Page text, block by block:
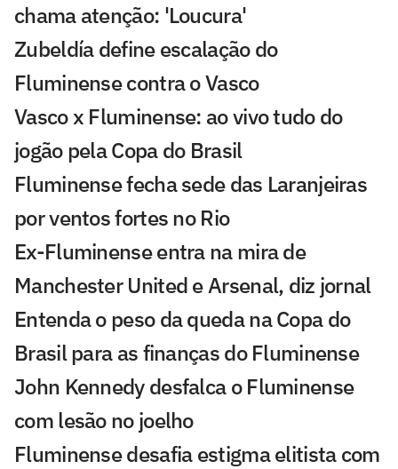
chama atenção: 'Loucura'
Zubeldía define escalação do
Fluminense contra o Vasco
Vasco x Fluminense: ao vivo tudo do
jogão pela Copa do Brasil
Fluminense fecha sede das Laranjeiras
por ventos fortes no Rio
Ex-Fluminense entra na mira de
Manchester United e Arsenal, diz jornal
Entenda o peso da queda na Copa do
Brasil para as finanças do Fluminense
John Kennedy desfalca o Fluminense
com lesão no joelho
Fluminense desafia estigma elitista com